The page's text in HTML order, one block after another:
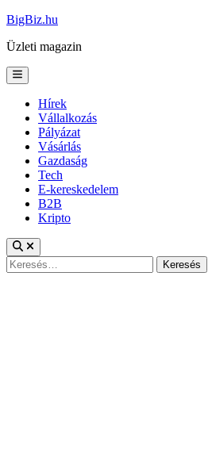
Skip
content
BigBiz.hu
Üzleti magazin
Main
Menu
Hírek
Vállalkozás
Pályázat
Vásárlás
Gazdaság
Tech
E-kereskedelem
B2B
Kripto
Keresés: